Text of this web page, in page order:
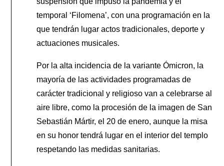
temporal ‘Filomena’, con una programación en la
que tendrán lugar actos tradicionales, deporte y
actuaciones musicales.
Por la alta incidencia de la variante Ómicron, la
mayoría de las actividades programadas de
carácter tradicional y religioso van a celebrarse al
aire libre, como la procesión de la imagen de San
Sebastián Mártir, el 20 de enero, aunque la misa
en su honor tendrá lugar en el interior del templo
respetando las medidas sanitarias.